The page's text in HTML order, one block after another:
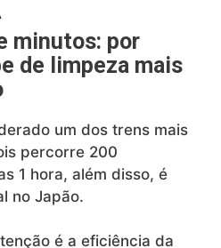
minutos: por
de limpeza mais
um dos trens mais
percorre 200
1 hora, além disso, é
no Japão.
é a eficiência da